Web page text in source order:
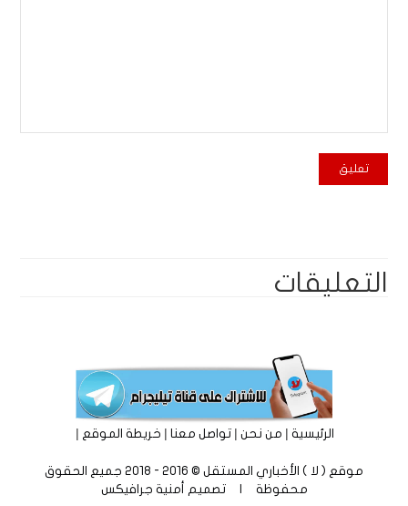
التعليقات
الرئيسية|من نحن|تواصل معنا|خريطة الموقع |
موقع ( لا ) الأخباري المستقل © 2016 - 2018 جميع الحقوق
محفوظة | تصميم أمنية جرافيكس